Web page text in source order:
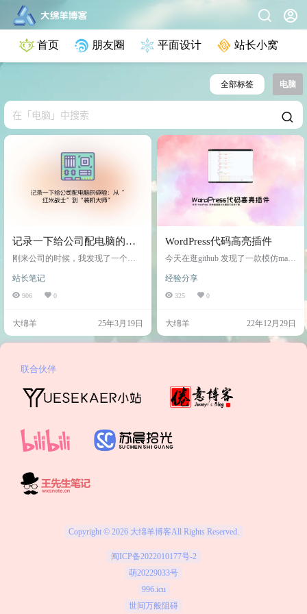
首页 朋友圈 平面设计 站长小窝
全部标签 电脑
记录一下给公司配电脑的体
验：从“红米战士”到“装机大
刚来公司的时候，我发现了一个残
一个前端程序员，没有电脑就像战
士没有枪，厨师没有刀，简直寸步
月的“自带设备”办公生涯。虽然它性
能还不错，但毕竟是游戏本，续航
差得像我的咖啡杯，风扇声音大得
者开一堆浏览器标签，它就像一架
佛在说：“兄弟，我尽力了！” …
站长笔记
906 0
大绵羊 25年3月19日
WordPress代码高亮插件
今天在逛github 发现了一款模仿mac
到类似的的产品都是都是有css js 文
件对于小白非常不友好 介绍 io Code
接 开源:owen0o0/io-code-highlight (git
hub.com)
经验分享
325 0
大绵羊 22年12月29日
联合伙伴
Copyright © 2026大绵羊博客All Rights Reserved.
闽ICP备2022010177号-2
萌20229033号
996.icu
世间万般阻碍